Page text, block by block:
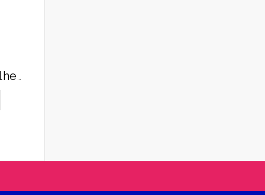
BoehringerIngelheim (Берингер Ингельхайм)